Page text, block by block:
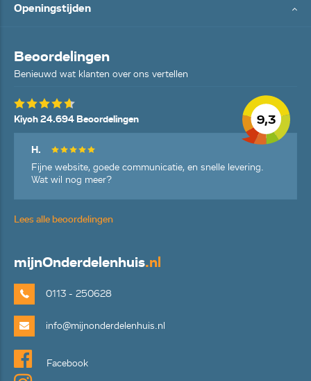
Openingstijden
Beoordelingen
Benieuwd wat klanten over ons vertellen
9,3
Kiyoh 24.694 Beoordelingen
H.
Fijne website, goede communicatie, en snelle levering.
Wat wil nog meer?
Lees alle beoordelingen
mijnOnderdelenhuis.nl
0113 - 250628
info@mijnonderdelenhuis.nl
Facebook